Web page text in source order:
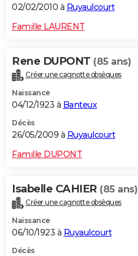
02/02/2010 à Ruyaulcourt
Famille LAURENT
Rene DUPONT (85 ans)
Créer une cagnotte obsèques
Naissance
04/12/1923 à Banteux
Décès
26/05/2009 à Ruyaulcourt
Famille DUPONT
Isabelle CAHIER (85 ans)
Créer une cagnotte obsèques
Naissance
06/10/1923 à Ruyaulcourt
Décès